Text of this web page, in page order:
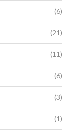
(6)
(21)
(11)
(6)
(3)
(1)